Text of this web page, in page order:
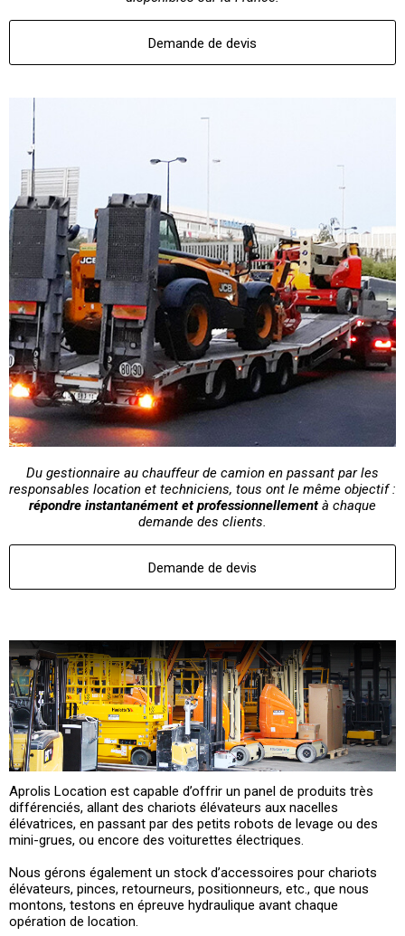
Demande de devis
Du gestionnaire au chauffeur de camion en passant par les
responsables location et techniciens, tous ont le même objectif :
répondre instantanément et professionnellementà chaque
demande des clients.
Demande de devis
Aprolis Location est capable d’offrir un panel de produits très
différenciés, allant des chariots élévateurs aux nacelles
élévatrices, en passant par des petits robots de levage ou des
mini-grues, ou encore des voiturettes électriques.
Nous gérons également un stock d’accessoires pour chariots
élévateurs, pinces, retourneurs, positionneurs, etc., que nous
montons, testons en épreuve hydraulique avant chaque
opération de location.